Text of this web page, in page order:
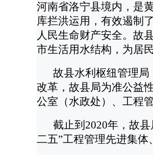
河南省洛宁县境内，是
库拦洪运用，有效遏制
人民生命财产安全。故
市生活用水结构，为居
故县水利枢纽管理局
改革，故县局为准公益
公室（水政处）、工程
截止到2020年，故
二五”工程管理先进集体